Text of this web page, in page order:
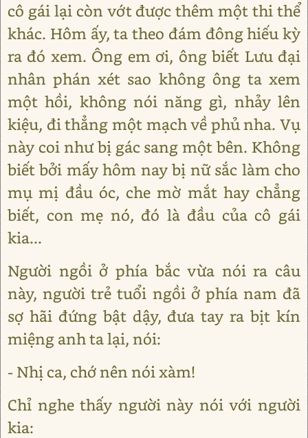
cô gái lại còn vớt được thêm một thi thể
khác. Hôm ấy, ta theo đám đông hiếu kỳ
ra đó xem. Ông em ơi, ông biết Lưu đại
nhân phán xét sao không ông ta xem
một hồi, không nói năng gì, nhảy lên
kiệu, đi thẳng một mạch về phủ nha. Vụ
này coi như bị gác sang một bên. Không
biết bởi mấy hôm nay bị nữ sắc làm cho
mụ mị đầu óc, che mờ mắt hay chẳng
biết, con mẹ nó, đó là đầu của cô gái
kia...
Người ngồi ở phía bắc vừa nói ra câu
này, người trẻ tuổi ngồi ở phía nam đã
sợ hãi đứng bật dậy, đưa tay ra bịt kín
miệng anh ta lại, nói:
- Nhị ca, chớ nên nói xàm!
Chỉ nghe thấy người này nói với người
kia: